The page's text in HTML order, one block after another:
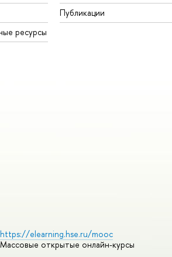
ресурсы
Публикации
https://elearning.hse.ru/mooc
Массовые открытые онлайн-курсы